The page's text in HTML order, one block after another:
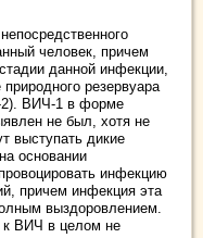
человек, причем
данной инфекции,
резервуара
2). ВИЧ-1 в форме
не был, хотя не
выступать дикие
основании
инфекцию
причем инфекция эта
выздоровлением.
к ВИЧ в целом не